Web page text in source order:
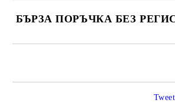
БЪРЗА ПОРЪЧКА БЕЗ
Tweet